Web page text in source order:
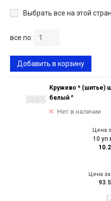
Выбрать все на этой
все по:
Добавить в корзину
Кружево * (шитье)
белый ^
Нет в наличии
Цена
10 уп
Цена